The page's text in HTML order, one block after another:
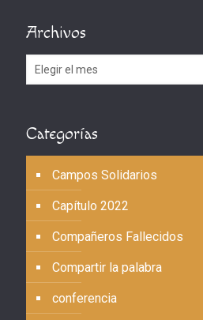
Archivos
Archivos
Categorías
Campos Solidarios
Capítulo 2022
Compañeros Fallecidos
Compartir la palabra
conferencia